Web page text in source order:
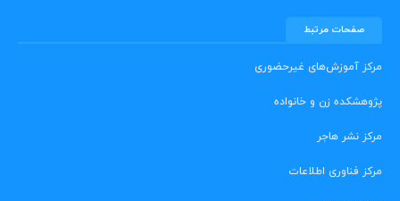
صفحات مرتبط
مرکز آموزش‌های غیرحضوری
پژوهشکده زن و خانواده
مرکز نشر هاجر
مرکز فناوری اطلاعات